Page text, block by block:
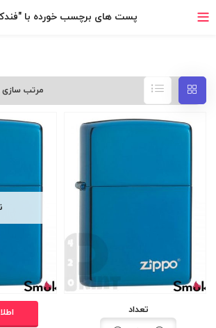
خرید قسطی با ترب‌پی
پست های برچسب خورده با
مرتب سازی
تعداد